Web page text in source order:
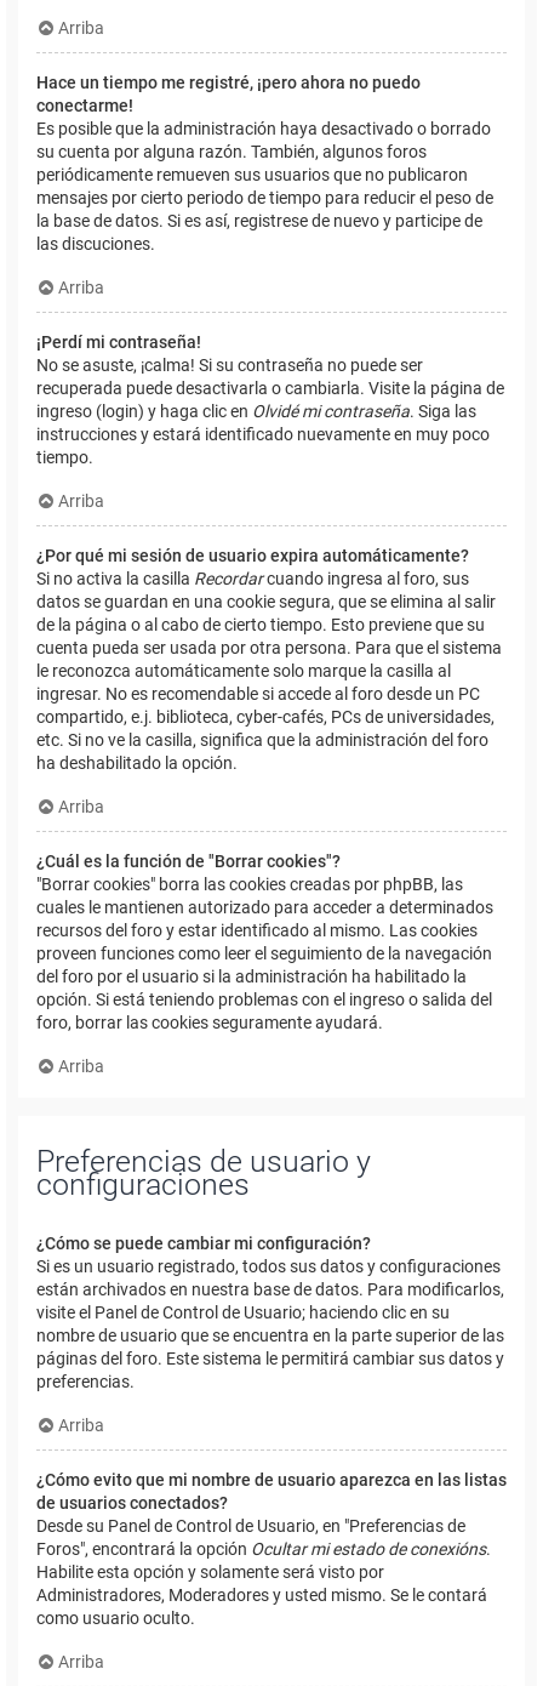
Arriba
Hace un tiempo me registré, ¡pero ahora no puedo
conectarme!
Es posible que la administración haya desactivado o borrado
su cuenta por alguna razón. También, algunos foros
periódicamente remueven sus usuarios que no publicaron
mensajes por cierto periodo de tiempo para reducir el peso de
la base de datos. Si es así, registrese de nuevo y participe de
las discuciones.
Arriba
¡Perdí mi contraseña!
No se asuste, ¡calma! Si su contraseña no puede ser
recuperada puede desactivarla o cambiarla. Visite la página de
ingreso (login) y haga clic en Olvidé mi contraseña. Siga las
instrucciones y estará identificado nuevamente en muy poco
tiempo.
Arriba
¿Por qué mi sesión de usuario expira automáticamente?
Si no activa la casilla Recordarcuando ingresa al foro, sus
datos se guardan en una cookie segura, que se elimina al salir
de la página o al cabo de cierto tiempo. Esto previene que su
cuenta pueda ser usada por otra persona. Para que el sistema
le reconozca automáticamente solo marque la casilla al
ingresar. No es recomendable si accede al foro desde un PC
compartido, e.j. biblioteca, cyber-cafés, PCs de universidades,
etc. Si no ve la casilla, significa que la administración del foro
ha deshabilitado la opción.
Arriba
¿Cuál es la función de "Borrar cookies"?
"Borrar cookies" borra las cookies creadas por phpBB, las
cuales le mantienen autorizado para acceder a determinados
recursos del foro y estar identificado al mismo. Las cookies
proveen funciones como leer el seguimiento de la navegación
del foro por el usuario si la administración ha habilitado la
opción. Si está teniendo problemas con el ingreso o salida del
foro, borrar las cookies seguramente ayudará.
Arriba
Preferencias de usuario y
configuraciones
¿Cómo se puede cambiar mi configuración?
Si es un usuario registrado, todos sus datos y configuraciones
están archivados en nuestra base de datos. Para modificarlos,
visite el Panel de Control de Usuario; haciendo clic en su
nombre de usuario que se encuentra en la parte superior de las
páginas del foro. Este sistema le permitirá cambiar sus datos y
preferencias.
Arriba
¿Cómo evito que mi nombre de usuario aparezca en las listas
de usuarios conectados?
Desde su Panel de Control de Usuario, en "Preferencias de
Foros", encontrará la opción Ocultar mi estado de conexións.
Habilite esta opción y solamente será visto por
Administradores, Moderadores y usted mismo. Se le contará
como usuario oculto.
Arriba